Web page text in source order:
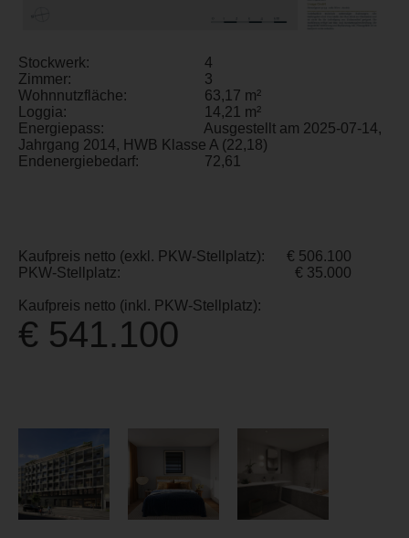
Stockwerk:
4
Zimmer:
3
Wohnnutzfläche:
63,17 m²
Loggia:
14,21 m²
Energiepass:
Ausgestellt am 2025-07-14,
Jahrgang 2014, HWB Klasse A (22,18)
Endenergiebedarf:
72,61
Kaufpreis netto (exkl. PKW-Stellplatz):
€ 506.100
PKW-Stellplatz:
€ 35.000
Kaufpreis netto (inkl. PKW-Stellplatz):
€ 541.100